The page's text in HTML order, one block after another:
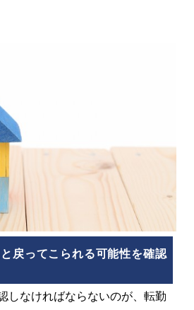
戻ってこられる可能性を確認
しなければならないのが、転勤